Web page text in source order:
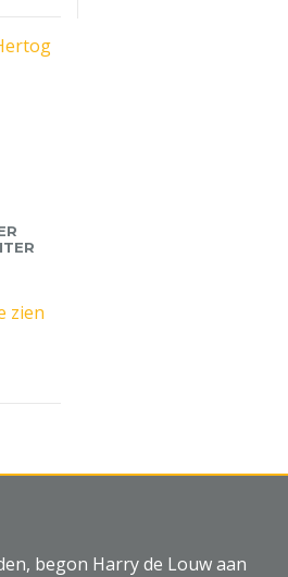
zien
Bier Hertog Jan Per Liter
begon Harry de Louw aan